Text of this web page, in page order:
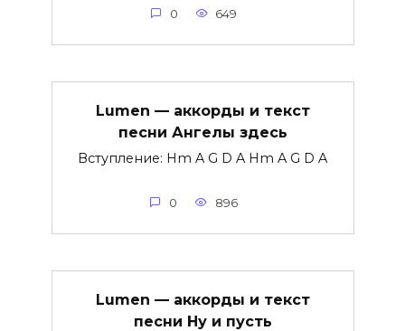
0 649
Lumen — аккорды и текст
песни Ангелы здесь
Вступление: Hm A G D A Hm A G D A
0 896
Lumen — аккорды и текст
песни Ну и пусть